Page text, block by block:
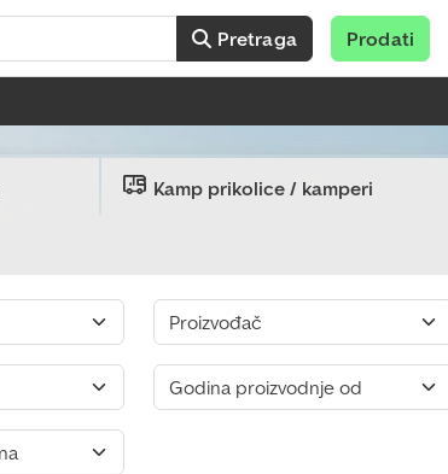
Pretraga Prodati
Kamp prikolice / kamperi